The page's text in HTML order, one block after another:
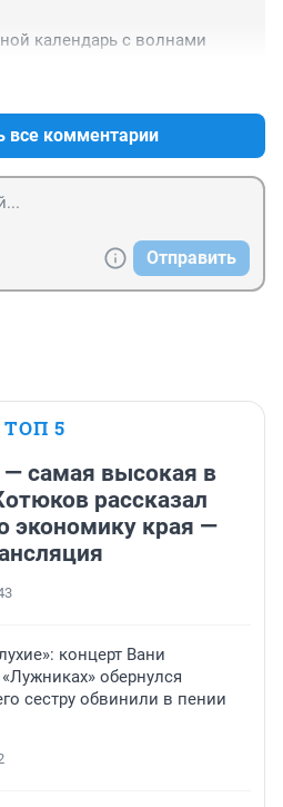
календарь с волнами
все комментарии
Отправить
ТОП 5
— самая высокая в
рассказал
экономику края —
концерт Вани
обернулся
сестру обвинили в пении